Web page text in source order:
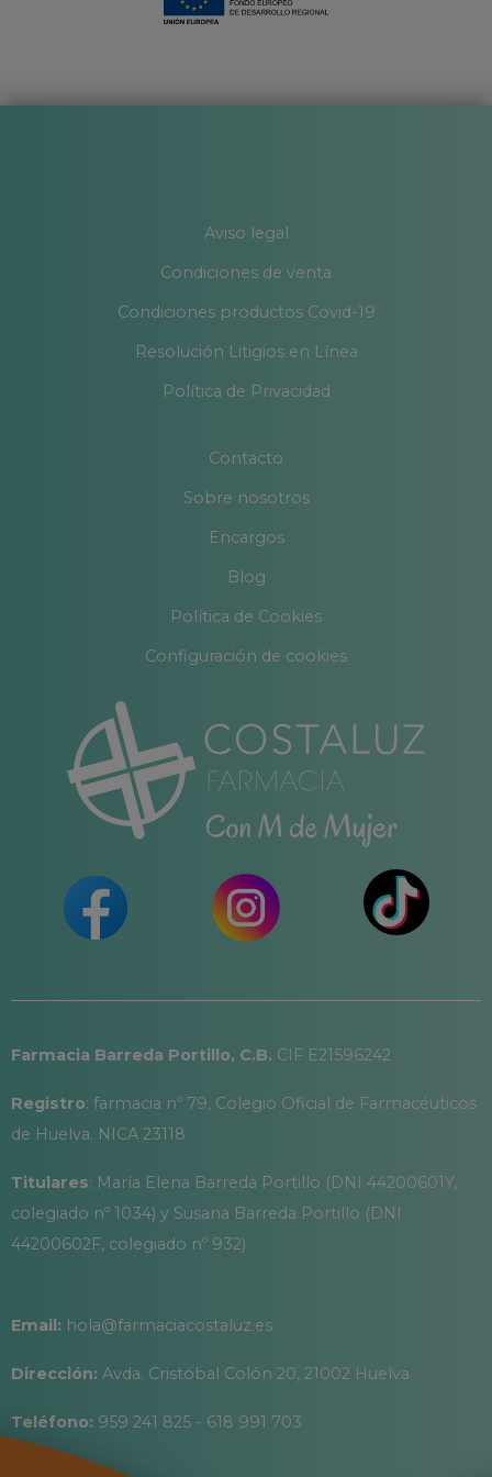
Aviso legal
Condiciones de venta
Condiciones productos Covid-19
Resolución Litigios en Línea
Política de Privacidad
Contacto
Sobre nosotros
Encargos
Blog
Política de Cookies
Configuración de cookies
Farmacia Barreda Portillo, C.B. CIF E21596242
Registro: farmacia nº 79, Colegio Oficial de Farmacéuticos
de Huelva. NICA 23118
Titulares: María Elena Barreda Portillo (DNI 44200601Y,
colegiado nº 1034) y Susana Barreda Portillo (DNI
44200602F, colegiado nº 932)
Email: hola@farmaciacostaluz.es
Dirección: Avda. Cristóbal Colón 20, 21002 Huelva
Teléfono: 959 241 825 - 618 991 703